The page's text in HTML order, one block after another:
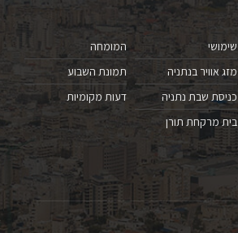
שימושי
מזג אוויר בנתניה
כניסת שבת נתניה
בית מרקחת תורן
המומחה
תמונת השבוע
דעות מקומיות